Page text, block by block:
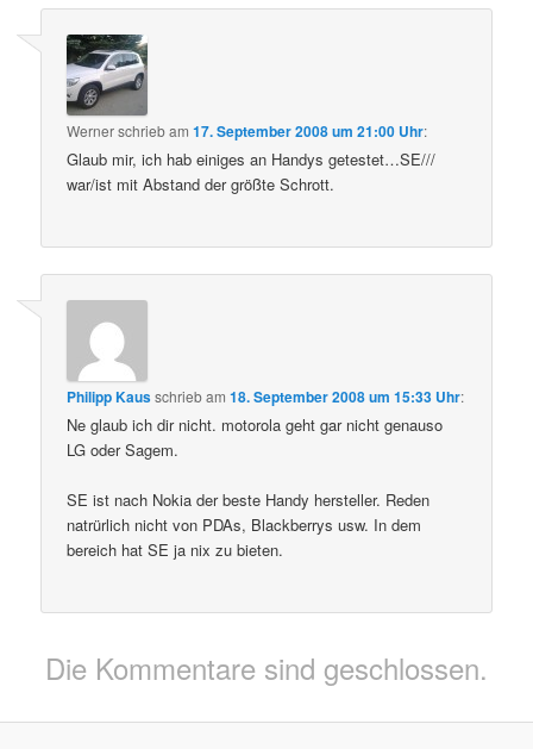
Wernerschriebam17. September 2008 um 21:00 Uhr:
Glaub mir, ich hab einiges an Handys getestet…SE///
war/ist mit Abstand der größte Schrott.
Philipp Kausschriebam18. September 2008 um 15:33 Uhr:
Ne glaub ich dir nicht. motorola geht gar nicht genauso
LG oder Sagem.
SE ist nach Nokia der beste Handy hersteller. Reden
natrürlich nicht von PDAs, Blackberrys usw. In dem
bereich hat SE ja nix zu bieten.
Die Kommentare sind geschlossen.